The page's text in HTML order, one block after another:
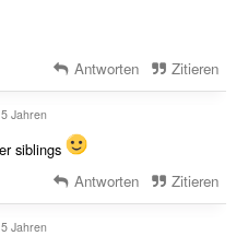
Antworten Zitieren
Jahren
siblings
Antworten Zitieren
Jahren